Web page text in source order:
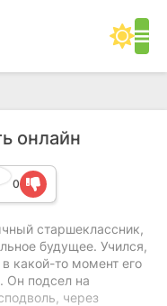
онлайн
0
старшеклассник,
будущее. Учился,
какой-то момент его
Он подсел на
через